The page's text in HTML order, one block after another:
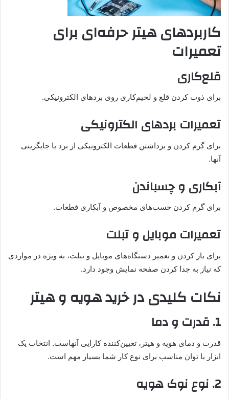
کاربردهای هیتر حرفه‌ای برای
تعمیرات
قلع‌کاری
برای ذوب کردن قلع و لحیم‌کاری روی بردهای الکترونیکی.
تعمیرات بردهای الکترونیکی
برای گرم کردن و برداشتن قطعات الکترونیکی از برد یا جایگزینی
آنها.
آبکاری و چسباندن
برای گرم کردن چسب‌های مخصوص و آبکاری قطعات.
تعمیرات موبایل و تبلت
برای باز کردن و تعمیر دستگاه‌های موبایل و تبلت، به ویژه در مواردی
که نیاز به جدا کردن صفحه نمایش وجود دارد.
نکات کلیدی در خرید هویه و هیتر
1. قدرت و دما
قدرت و دمای هویه و هیتر، تعیین‌کننده کارایی آنهاست. انتخاب یک
ابزار با توان مناسب برای نوع کار شما بسیار مهم است.
2. نوع نوک هویه